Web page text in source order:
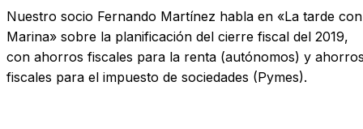
Nuestro socio Fernando Martínez habla en «La tarde con
Marina» sobre la planificación del cierre fiscal del 2019,
con ahorros fiscales para la renta (autónomos) y
fiscales para el impuesto de sociedades (Pymes).